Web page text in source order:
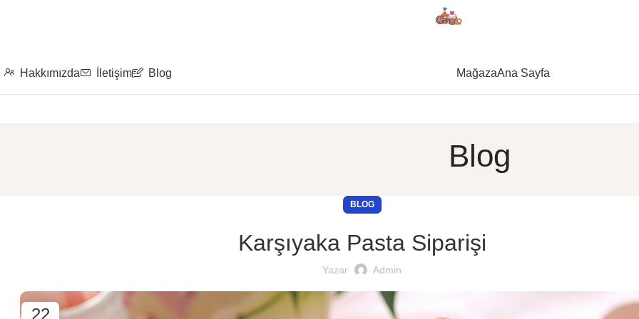
Hakkımızda İletişim Blog MağazaAna Sayfa
Blog
BLOG
Karşıyaka Pasta Siparişi
Yazar Admin
22